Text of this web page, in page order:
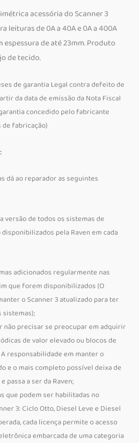
acessória do Scanner 3
leituras de 0A a 40A e 0A a 400A
espessura de até 23mm. Produto
de tecido.
de garantia Legal contra defeito de
da data de emissão da Nota Fiscal
concedido pelo fabricante
fabricação)
dá ao reparador as seguintes
versão de todos os sistemas de
pela Raven em cada
adicionados regularmente nas
que forem disponibilizados (O
o Scanner 3 atualizado para ter
sistemas);
não precisar se preocupar em adquirir
de valor elevado ou blocos de
responsabilidade em manter o
e o mais completo possível deixa de
passa a ser da Raven;
que podem ser habilitadas no
3: Ciclo Otto, Diesel Leve e Diesel
cada licença permite o acesso
embarcada de uma categoria